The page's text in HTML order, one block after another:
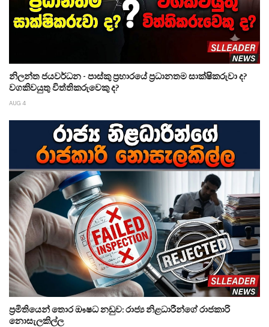
නිලන්ත ජයවර්ධන - පාස්කු ප්‍රහාරයේ ප්‍රධානතම සාක්ෂිකරුවා ද?
වගකිවයුතු විත්තිකරුවෙකු ද?
AUG 4
ප්‍රමිතියෙන් තොර ඖෂධ නඩුව: රාජ්‍ය නිළධාරීන්ගේ රාජකාරි
නොසැලකිල්ල